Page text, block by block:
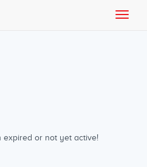
expired or not yet active!
Toggle